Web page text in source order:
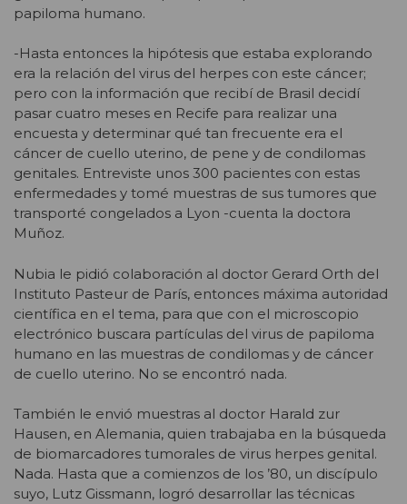
papiloma humano.
-Hasta entonces la hipótesis que estaba explorando
era la relación del virus del herpes con este cáncer;
pero con la información que recibí de Brasil decidí
pasar cuatro meses en Recife para realizar una
encuesta y determinar qué tan frecuente era el
cáncer de cuello uterino, de pene y de condilomas
genitales. Entreviste unos 300 pacientes con estas
enfermedades y tomé muestras de sus tumores que
transporté congelados a Lyon -cuenta la doctora
Muñoz.
Nubia le pidió colaboración al doctor Gerard Orth del
Instituto Pasteur de París, entonces máxima autoridad
científica en el tema, para que con el microscopio
electrónico buscara partículas del virus de papiloma
humano en las muestras de condilomas y de cáncer
de cuello uterino. No se encontró nada.
También le envió muestras al doctor Harald zur
Hausen, en Alemania, quien trabajaba en la búsqueda
de biomarcadores tumorales de virus herpes genital.
Nada. Hasta que a comienzos de los ’80, un discípulo
suyo, Lutz Gissmann, logró desarrollar las técnicas